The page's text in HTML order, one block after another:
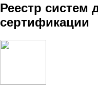
Реестр систем
сертификации